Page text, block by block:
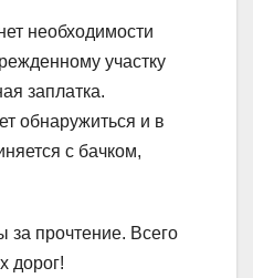
необходимости
участку
заплатка.
обнаружиться и в
с бачком,
за прочтение. Всего
дорог!